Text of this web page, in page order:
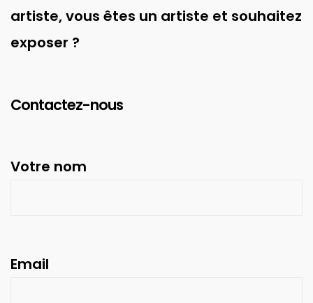
artiste, vous êtes un artiste et souhaitez
exposer ?
Contactez-nous
Votre nom
Email